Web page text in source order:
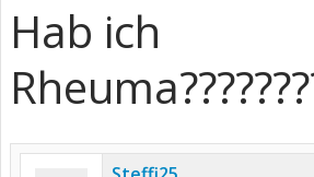
Hab ich